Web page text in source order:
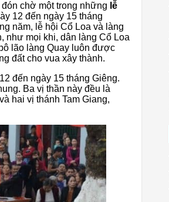
chờ một trong những lễ
12 đến ngày 15 tháng
năm, lễ hội Cổ Loa và làng
như mọi khi, dân làng Cổ Loa
lão làng Quay luôn được
đất cho vua xây thành.
đến ngày 15 tháng Giêng.
Ba vị thần này đều là
hai vị thánh Tam Giang,